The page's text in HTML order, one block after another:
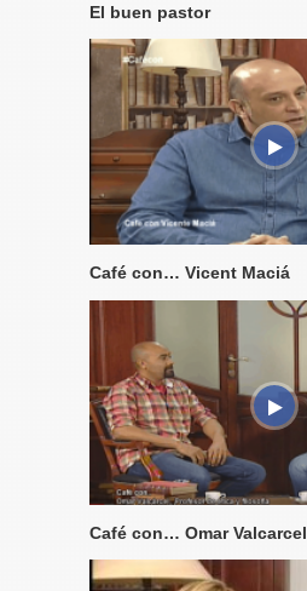
El buen pastor
Café con… Vicent Maciá
Café con… Omar Valcarcel